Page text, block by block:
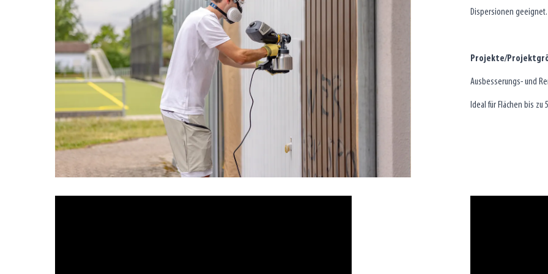
Dispersionen geeignet.
Projekte/
Ausbesserungs- und
Ideal für Flächen bis zu